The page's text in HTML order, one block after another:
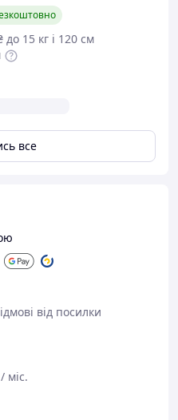
15 кг і 120 см
все
від посилки
міс.